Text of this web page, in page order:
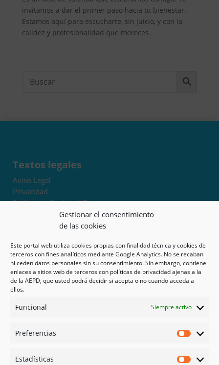
Gestionar el consentimiento
de las cookies
Este portal web utiliza cookies propias con finalidad técnica y cookies de
terceros con fines analíticos mediante Google Analytics. No se recaban
ni ceden datos personales sin su consentimiento. Sin embargo, contiene
enlaces a sitios web de terceros con políticas de privacidad ajenas a la
de la AEPD, que usted podrá decidir si acepta o no cuando acceda a
ellos.
Funcional Siempre activo
Preferencias
Estadísticas
invitamos a dar el primer paso hacia tu bienestar.
Estamos aquí para escucharte, sin juicio, y con la
calidez y profesionalidad que mereces.
Textos legales
Aviso Legal
Privacidad
Política de Cookies UE
Términos y condiciones
Exoneración de responsabilidad
Mapa del sitio
Mi cuenta
Tienda
Psicología en Murcia
Guías
Redes sociales
Instagram